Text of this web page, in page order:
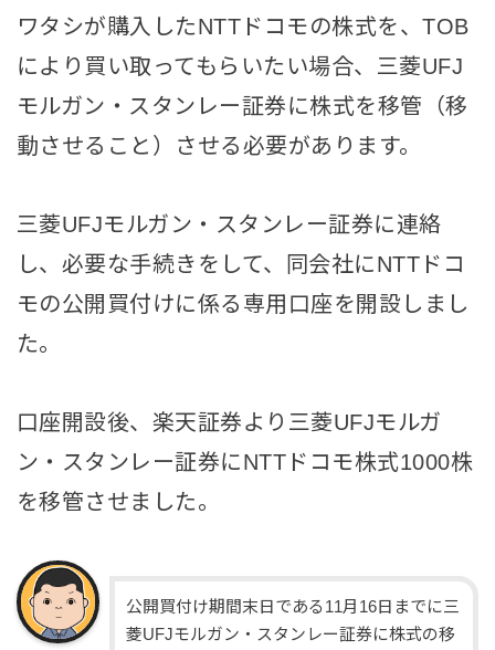
ワタシが購入したNTTドコモの株式を、TOB
により買い取ってもらいたい場合、三菱UFJ
モルガン・スタンレー証券に株式を移管（移
動させること）させる必要があります。
三菱UFJモルガン・スタンレー証券に連絡
し、必要な手続きをして、同会社にNTTドコ
モの公開買付けに係る専用口座を開設しまし
た。
口座開設後、楽天証券より三菱UFJモルガ
ン・スタンレー証券にNTTドコモ株式1000株
を移管させました。
公開買付け期間末日である11月16日までに三
菱UFJモルガン・スタンレー証券に株式の移